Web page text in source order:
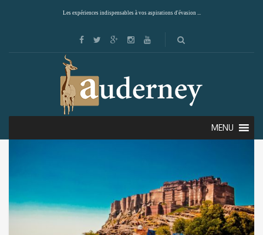
Les expériences indispensables à vos aspirations d'évasion ...
MENU
Showing all 3 results
Default sorting